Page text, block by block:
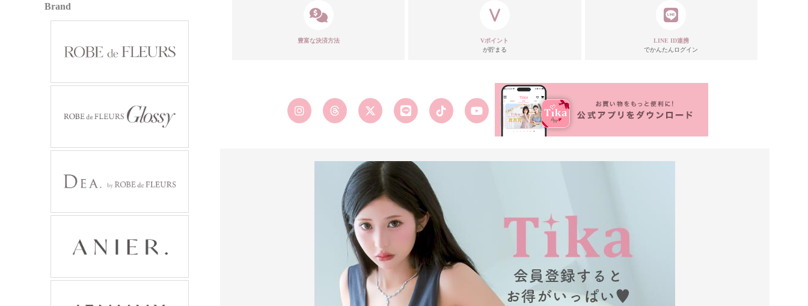
Brand
豊富な決済方法
Vポイント
が貯まる
LINE ID連携
でかんたんログイン